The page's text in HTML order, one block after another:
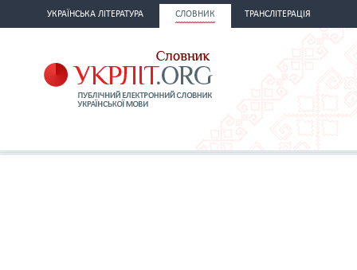
УКРАЇНСЬКА ЛІТЕРАТУРА СЛОВНИК ТРАНСЛІТЕРАЦІЯ